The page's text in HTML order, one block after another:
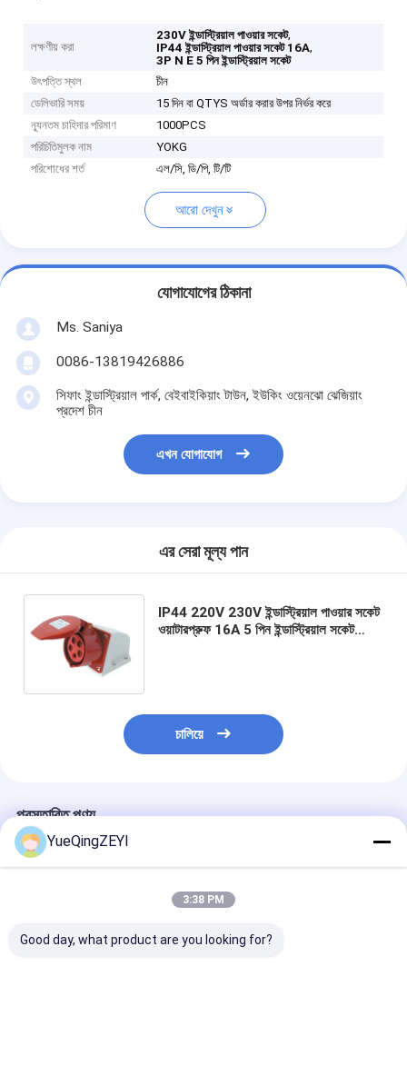
লক্ষণীয় করা
230V ইন্ডাস্ট্রিয়াল পাওয়ার সকেট,
IP44 ইন্ডাস্ট্রিয়াল পাওয়ার সকেট 16A,
3P N E 5 পিন ইন্ডাস্ট্রিয়াল সকেট
উৎপত্তি স্থল
চীন
ডেলিভারি সময়
15 দিন বা QTYS অর্ডার করার উপর নির্ভর করে
ন্যূনতম চাহিদার পরিমাণ
1000PCS
পরিচিতিমুলক নাম
YOKG
পরিশোধের শর্ত
এল/সি, ডি/পি, টি/টি
আরো দেখুন
যোগাযোগের ঠিকানা
Ms. Saniya
0086-13819426886
সিফাং ইন্ডাস্ট্রিয়াল পার্ক, বেইবাইকিয়াং টাউন, ইউকিং ওয়েনঝো ঝেজিয়াং
প্রদেশ চীন
এখন যোগাযোগ
এর সেরা মূল্য পান
IP44 220V 230V ইন্ডাস্ট্রিয়াল পাওয়ার সকেট
ওয়াটারপ্রুফ 16A 5 পিন ইন্ডাস্ট্রিয়াল সকেট
চালিয়ে
প্রস্তাবিত পণ্য
YueQingZEYI
3:38 PM
Good day, what product are you looking for?